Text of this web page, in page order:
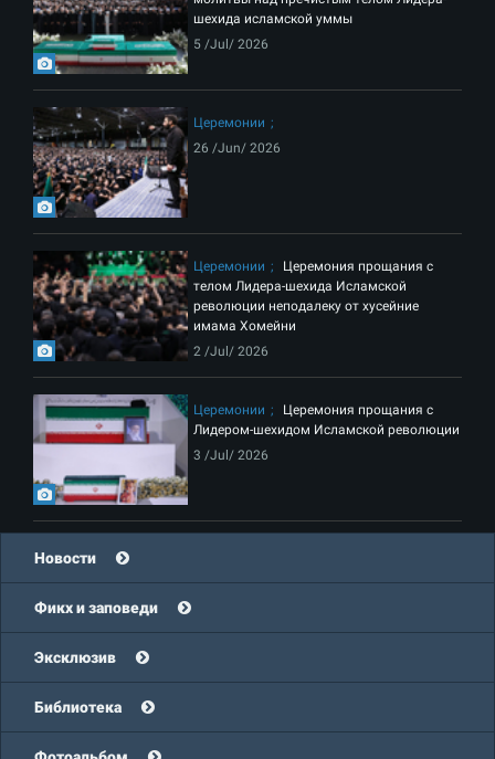
шехида исламской уммы
5 /Jul/ 2026
Церемонии
26 /Jun/ 2026
Церемонии
Церемония прощания с
телом Лидера-шехида Исламской
революции неподалеку от хусейние
имама Хомейни
2 /Jul/ 2026
Церемонии
Церемония прощания с
Лидером-шехидом Исламской революции
3 /Jul/ 2026
Новости
Фикх и заповеди
Эксклюзив
Библиотека